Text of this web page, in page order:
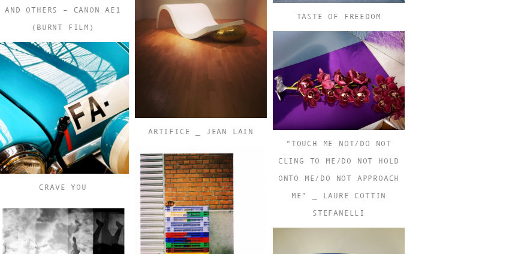
AND OTHERS – CANON AE1
(BURNT FILM)
TASTE OF FREEDOM
ARTIFICE _ JEAN LAIN
“TOUCH ME NOT/DO NOT
CLING TO ME/DO NOT HOLD
ONTO ME/DO NOT APPROACH
ME” _ LAURE COTTIN
STEFANELLI
CRAVE YOU